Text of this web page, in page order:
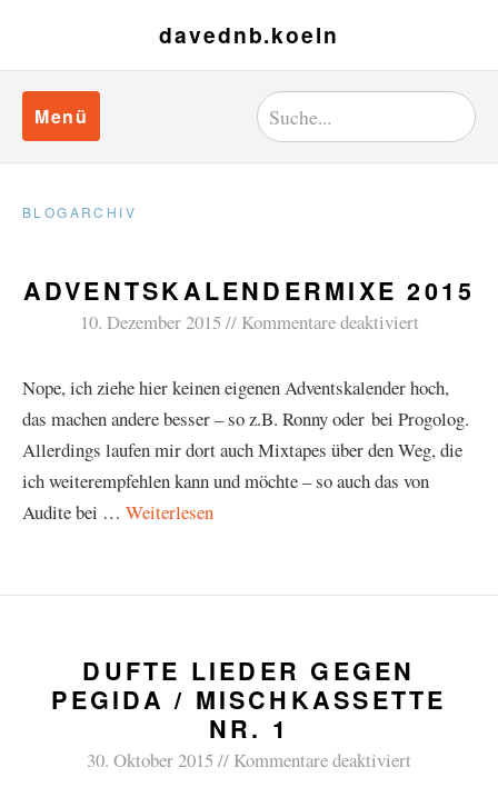
davednb.koeln
Menü
BLOGARCHIV
ADVENTSKALENDERMIXE 2015
10. Dezember 2015 Kommentare deaktiviert
Nope, ich ziehe hier keinen eigenen Adventskalender hoch,
das machen andere besser – so z.B. Ronny oder bei Progolog.
Allerdings laufen mir dort auch Mixtapes über den Weg, die
ich weiterempfehlen kann und möchte – so auch das von
Audite bei … Weiterlesen
DUFTE LIEDER GEGEN
PEGIDA / MISCHKASSETTE
NR. 1
30. Oktober 2015 Kommentare deaktiviert